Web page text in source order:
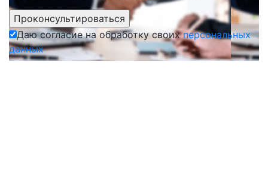
Даю согласие на обработку своихперсональных
данных